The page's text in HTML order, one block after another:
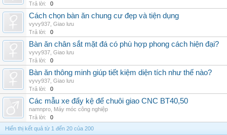
Trả lời:
0
Cách chọn bàn ăn chung cư đẹp và tiện dụng
vyvy937 Giao lưu
Trả lời:
0
Bàn ăn chân sắt mặt đá có phù hợp phong cách hiện đại?
vyvy937 Giao lưu
Trả lời:
0
Bàn ăn thông minh giúp tiết kiệm diện tích như thế nào?
vyvy937 Giao lưu
Trả lời:
0
Các mẫu xe đẩy kệ để chuôi giao CNC BT40,50
namnpro Máy móc công nghiệp
Trả lời:
0
Hiển thị kết quả từ 1 đến 20 của 200